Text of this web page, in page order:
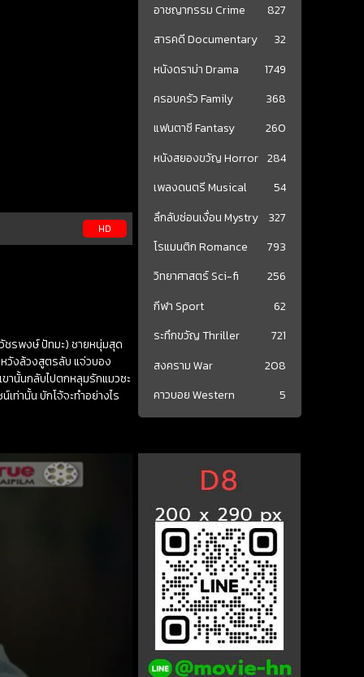
HD
ชรพงษ์ ปัทมะ) ชายหนุ่มสุด
วังล้วงสูตรลับ แจ่วบอง
านั้นกลับไปตกหลุมรักแมวซะ
ท่านั้น บักโจ้จะทำอย่างไร
อาชญากรรม Crime
827
สารคดี Documentary
32
หนังดราม่า Drama
1749
ครอบครัว Family
368
แฟนตาซี Fantasy
260
หนังสยองขวัญ Horror 284
เพลงดนตรี Musical
54
ลึกลับซ่อนเงื่อน Mystry
327
โรแมนติก Romance
793
วิทยาศาสตร์ Sci-fi
256
กีฬา Sport
62
ระทึกขวัญ Thriller
721
สงคราม War
208
คาวบอย Western
5